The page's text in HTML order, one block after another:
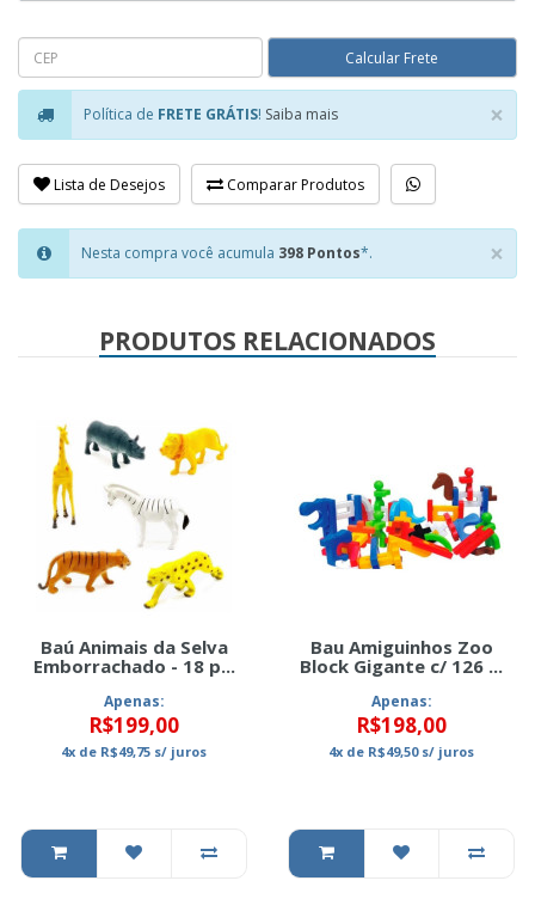
×
Política de FRETE GRÁTIS! Saiba mais
Lista de Desejos Comparar Produtos
×
Nesta compra você acumula 398 Pontos*.
PRODUTOS RELACIONADOS
Baú Animais da Selva
Emborrachado - 18 p...
Apenas:
R$199,00
4x de R$49,75 s/ juros
Bau Amiguinhos Zoo
Block Gigante c/ 126 ...
Apenas:
R$198,00
4x de R$49,50s/ juros